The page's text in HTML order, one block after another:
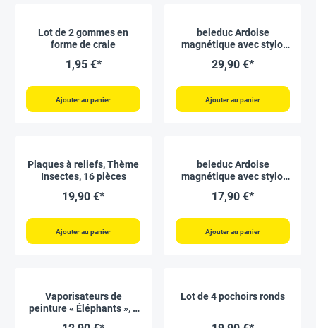
Lot de 2 gommes en
forme de craie
1,95 €*
Ajouter au panier
beleduc Ardoise
magnétique avec stylo,
29,90 €*
Ajouter au panier
Plaques à reliefs, Thème
Insectes, 16 pièces
19,90 €*
Ajouter au panier
beleduc Ardoise
magnétique avec stylo,
17,90 €*
Ajouter au panier
Vaporisateurs de
peinture « Éléphants », 5
Lot de 4 pochoirs ronds